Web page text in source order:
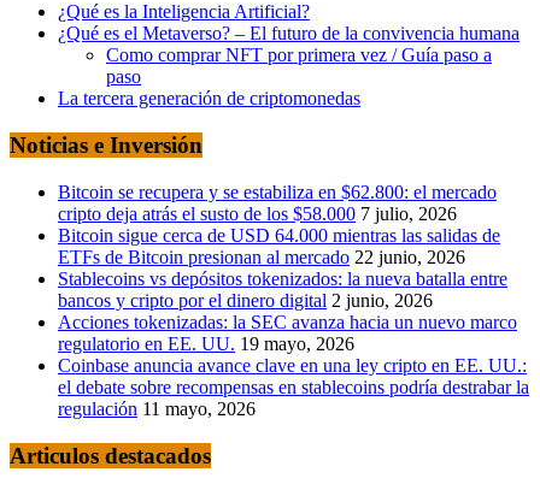
¿Qué es la Inteligencia Artificial?
¿Qué es el Metaverso? – El futuro de la convivencia humana
Como comprar NFT por primera vez / Guía paso a
paso
La tercera generación de criptomonedas
Noticias e Inversión
Bitcoin se recupera y se estabiliza en $62.800: el mercado
cripto deja atrás el susto de los $58.000 7 julio, 2026
Bitcoin sigue cerca de USD 64.000 mientras las salidas de
ETFs de Bitcoin presionan al mercado 22 junio, 2026
Stablecoins vs depósitos tokenizados: la nueva batalla entre
bancos y cripto por el dinero digital 2 junio, 2026
Acciones tokenizadas: la SEC avanza hacia un nuevo marco
regulatorio en EE. UU. 19 mayo, 2026
Coinbase anuncia avance clave en una ley cripto en EE. UU.:
el debate sobre recompensas en stablecoins podría destrabar la
regulación 11 mayo, 2026
Articulos destacados